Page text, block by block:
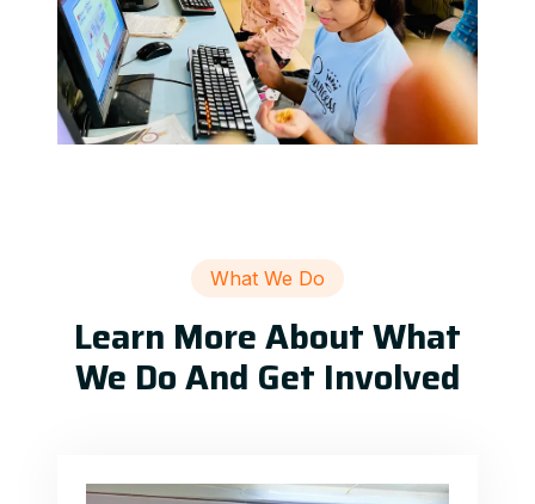
What We Do
Learn More About What
We Do And Get Involved